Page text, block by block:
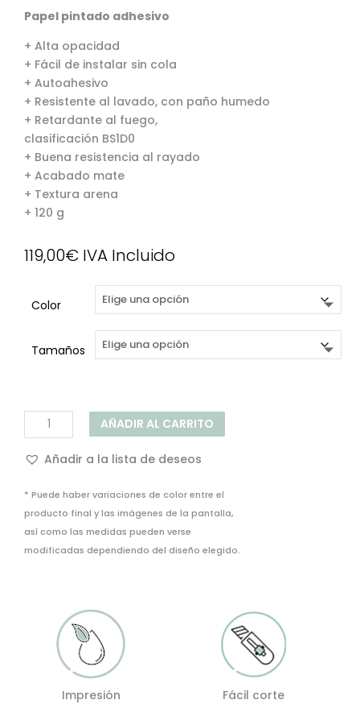
Papel pintado adhesivo
+ Alta opacidad
+ Fácil de instalar sin cola
+ Autoahesivo
+ Resistente al lavado, con paño humedo
+ Retardante al fuego,
clasificación BS1D0
+ Buena resistencia al rayado
+ Acabado mate
+ Textura arena
+ 120 g
119,00€ IVA Incluido
Color
Tamaños
Papel
pintado
adhesivo
cantidad
AÑADIR AL CARRITO
Añadir a la lista de deseos
* Puede haber variaciones de color entre el
producto final y las imágenes de la pantalla,
así como las medidas pueden verse
modificadas dependiendo del diseño elegido.
Impresión
Fácil corte